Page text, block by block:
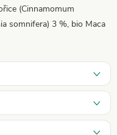
(Cinnamomum
somnifera) 3 %, bio Maca